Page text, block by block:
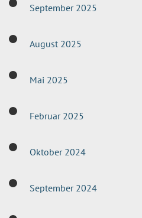
September 2025
August 2025
Mai 2025
Februar 2025
Oktober 2024
September 2024